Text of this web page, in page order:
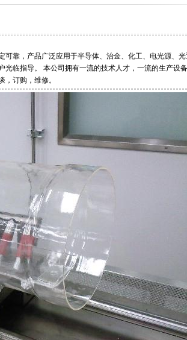
靠，产品广泛应用于半导体、治金、化工、电光源、
临指导。 本公司拥有一流的技术人才，一流的生产设
订购，维修。